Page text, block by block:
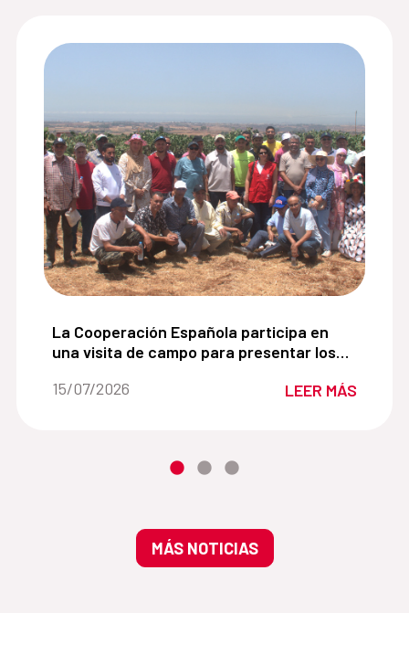
DESARROLLO TERRITORIAL:
La Cooperación Española participa en una
La Cooperación Española participa en
una visita de campo para presentar los
sostenible de la cochinilla del cactus en
Fecha de la noticia::
15/07/2026 LEER MÁS
MÁS NOTICIAS